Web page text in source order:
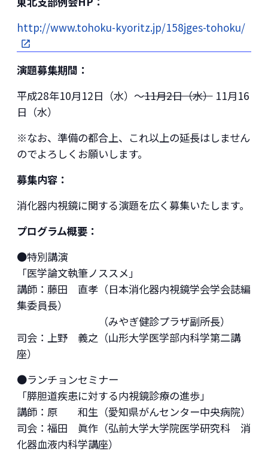
http://www.tohoku-kyoritz.jp/158jges-tohoku/
演題募集期間：
平成28年10月12日（水）～11月2日（水）11月16
日（水）
※なお、準備の都合上、これ以上の延長はしません
のでよろしくお願いします。
募集内容：
消化器内視鏡に関する演題を広く募集いたします。
プログラム概要：
●特別講演
「医学論文執筆ノススメ」
講師：藤田 直孝（日本消化器内視鏡学会学会誌編
集委員長）
（みやぎ健診プラザ副所長）
司会：上野 義之（山形大学医学部内科学第二講
座）
●ランチョンセミナー
「膵胆道疾患に対する内視鏡診療の進歩」
講師：原 和生（愛知県がんセンター中央病院）
司会：福田 眞作（弘前大学大学院医学研究科 消
化器血液内科学講座）